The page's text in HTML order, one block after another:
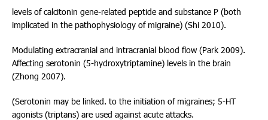
levels of calcitonin gene-related peptide and substance P (both
implicated in the pathophysiology of migraine) (Shi 2010).
Modulating extracranial and intracranial blood flow (Park 2009).
Affecting serotonin (5-hydroxytriptamine) levels in the brain
(Zhong 2007).
(Serotonin may be linked. to the initiation of migraines; 5-HT
agonists (triptans) are used against acute attacks.